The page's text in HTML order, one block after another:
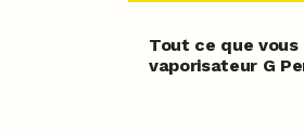
Tout ce que
vaporisateur G